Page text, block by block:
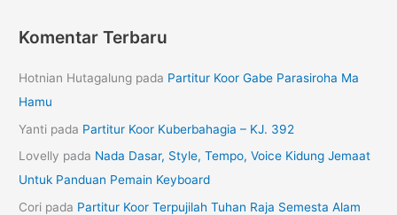
Komentar Terbaru
Hotnian Hutagalung pada Partitur Koor Gabe Parasiroha Ma
Hamu
Yanti pada Partitur Koor Kuberbahagia – KJ. 392
Lovelly pada Nada Dasar, Style, Tempo, Voice Kidung Jemaat
Untuk Panduan Pemain Keyboard
Cori pada Partitur Koor Terpujilah Tuhan Raja Semesta Alam